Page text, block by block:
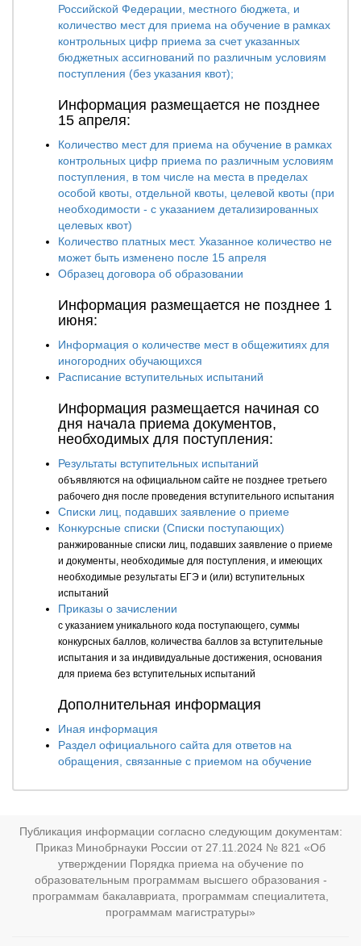
Российской Федерации, местного бюджета, и
количество мест для приема на обучение в рамках
контрольных цифр приема за счет указанных
бюджетных ассигнований по различным условиям
поступления (без указания квот);
Информация размещается не позднее
15 апреля:
Количество мест для приема на обучение в рамках
контрольных цифр приема по различным условиям
поступления, в том числе на места в пределах
особой квоты, отдельной квоты, целевой квоты (при
необходимости - с указанием детализированных
целевых квот)
Количество платных мест. Указанное количество не
может быть изменено после 15 апреля
Образец договора об образовании
Информация размещается не позднее 1
июня:
Информация о количестве мест в общежитиях для
иногородних обучающихся
Расписание вступительных испытаний
Информация размещается начиная со
дня начала приема документов,
необходимых для поступления:
Результаты вступительных испытаний
объявляются на официальном сайте не позднее третьего
рабочего дня после проведения вступительного испытания
Списки лиц, подавших заявление о приеме
Конкурсные списки (Списки поступающих)
ранжированные списки лиц, подавших заявление о приеме
и документы, необходимые для поступления, и имеющих
необходимые результаты ЕГЭ и (или) вступительных
испытаний
Приказы о зачислении
с указанием уникального кода поступающего, суммы
конкурсных баллов, количества баллов за вступительные
испытания и за индивидуальные достижения, основания
для приема без вступительных испытаний
Дополнительная информация
Иная информация
Раздел официального сайта для ответов на
обращения, связанные с приемом на обучение
Публикация информации согласно следующим документам:
Приказ Минобрнауки России от 27.11.2024 № 821 «Об
утверждении Порядка приема на обучение по
образовательным программам высшего образования -
программам бакалавриата, программам специалитета,
программам магистратуры»